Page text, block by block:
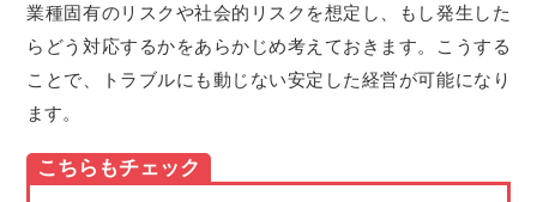
業種固有のリスクや社会的リスクを想定し、もし発生した
らどう対応するかをあらかじめ考えておきます。こうする
ことで、トラブルにも動じない安定した経営が可能になり
ます。
こちらもチェック